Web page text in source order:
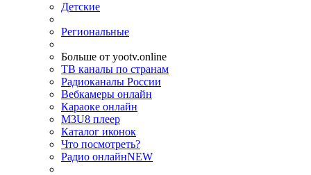
Детские
Региональные
Больше от yootv.online
ТВ каналы по странам
Радиоканалы России
Вебкамеры онлайн
Караоке онлайн
M3U8 плеер
Каталог иконок
Что посмотреть?
Радио онлайнNEW